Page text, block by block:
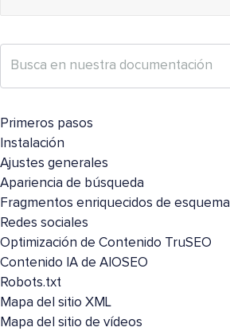
Primeros pasos
Instalación
Ajustes generales
Apariencia de búsqueda
Fragmentos enriquecidos de esquema
Redes sociales
Optimización de Contenido TruSEO
Contenido IA de AIOSEO
Robots.txt
Mapa del sitio XML
Mapa del sitio de vídeos